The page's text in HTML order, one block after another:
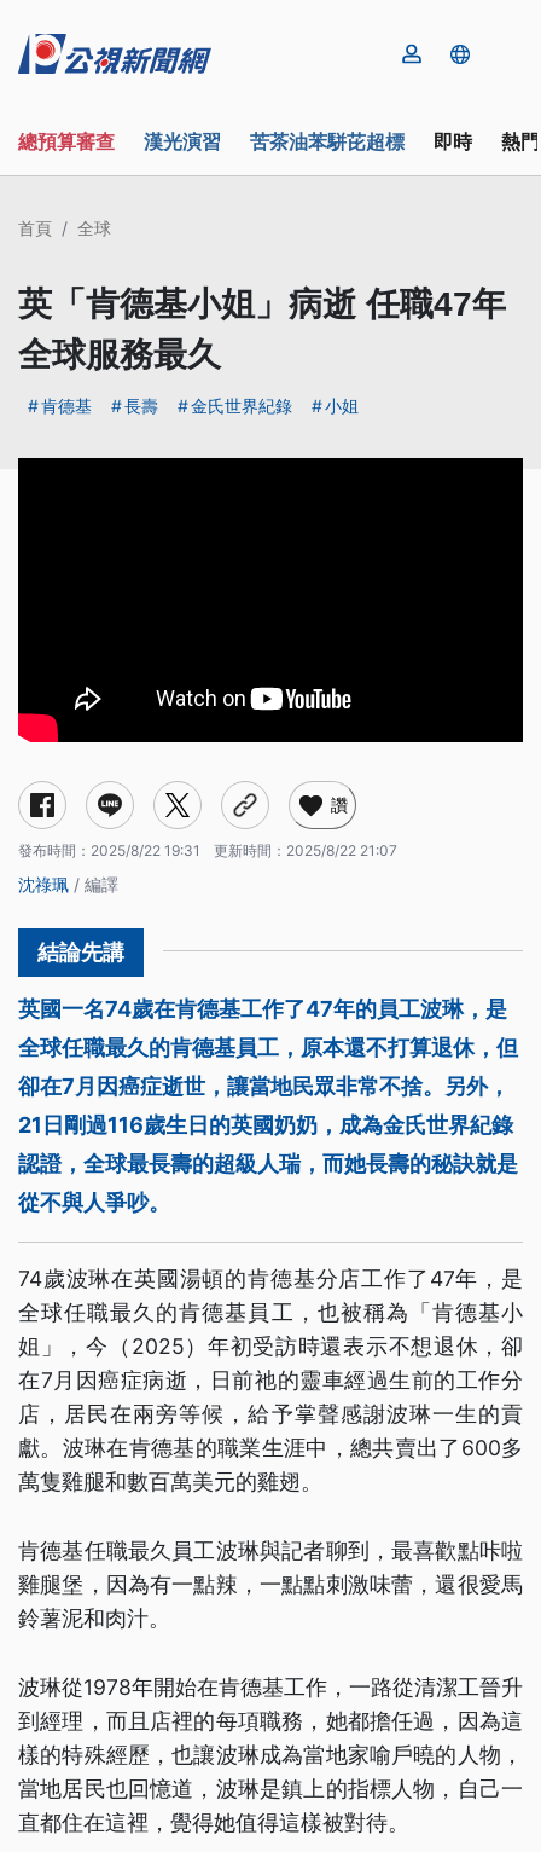
總預算審查 漢光演習 苦茶油苯駢芘超標 即時 熱
首頁 全球
英「肯德基小姐」病逝 任職47年
全球服務最久
肯德基 長壽 金氏世界紀錄 小姐
讚
發布時間： 2025/8/22 19:31 更新時間： 2025/8/22 21:07
沈祿珮 / 編譯
英國一名74歲在肯德基工作了47年的員工波琳，是
全球任職最久的肯德基員工，原本還不打算退休，但
卻在7月因癌症逝世，讓當地民眾非常不捨。另外，
21日剛過116歲生日的英國奶奶，成為金氏世界紀錄
認證，全球最長壽的超級人瑞，而她長壽的秘訣就是
從不與人爭吵。
74歲波琳在英國湯頓的肯德基分店工作了47年，是
全球任職最久的肯德基員工，也被稱為「肯德基小
姐」，今（2025）年初受訪時還表示不想退休，卻
在7月因癌症病逝，日前祂的靈車經過生前的工作分
店，居民在兩旁等候，給予掌聲感謝波琳一生的貢
獻。波琳在肯德基的職業生涯中，總共賣出了600多
萬隻雞腿和數百萬美元的雞翅。
肯德基任職最久員工波琳與記者聊到，最喜歡點咔啦
雞腿堡，因為有一點辣，一點點刺激味蕾，還很愛馬
鈴薯泥和肉汁。
波琳從1978年開始在肯德基工作，一路從清潔工晉升
到經理，而且店裡的每項職務，她都擔任過，因為這
樣的特殊經歷，也讓波琳成為當地家喻戶曉的人物，
當地居民也回憶道，波琳是鎮上的指標人物，自己一
直都住在這裡，覺得她值得這樣被對待。